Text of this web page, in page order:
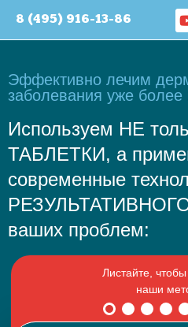
8 (495) 916-13-86
Эффективно лечим
заболевания уже более
Используем НЕ
ТАБЛЕТКИ, а
современные
ваших проблем: